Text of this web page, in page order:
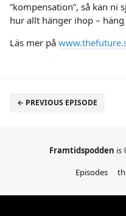
”kompensation”, så kan ni
hur allt hänger ihop – häng
Läs mer på
← PREVIOUS EPISODE
Framtidspodden is
Episodes